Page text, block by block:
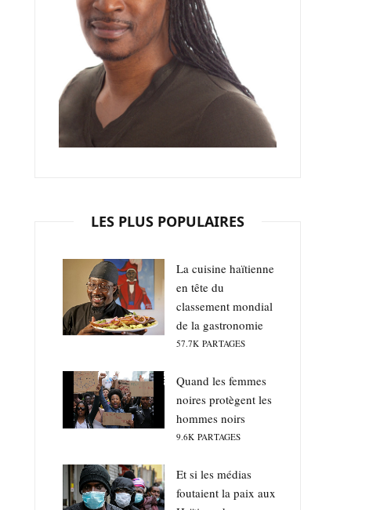
LES PLUS POPULAIRES
La cuisine haïtienne
en tête du
classement mondial
de la gastronomie
57.7K PARTAGES
Quand les femmes
noires protègent les
hommes noirs
9.6K PARTAGES
Et si les médias
foutaient la paix aux